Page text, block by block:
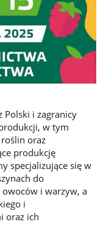
Polski i zagranicy
w tym
oraz
produkcję
specjalizujące się w
do
i warzyw, a
i
oraz ich